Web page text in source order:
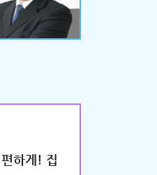
하게! 집